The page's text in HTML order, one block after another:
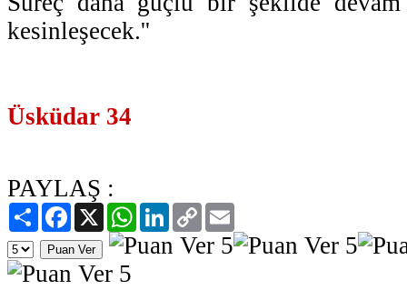
kesinleşecek.''
Üsküdar 34
PAYLAŞ :
PaylaşFacebook
X WhatsAppLinkedIn
Copy
Link